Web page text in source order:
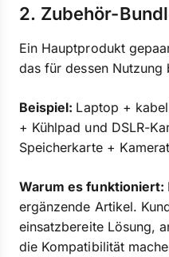
2. Zubehör-
Ein Hauptprodukt
das für dessen
Beispiel: Laptop +
+ Kühlpad und DSLR-
Speicherkarte +
Warum es funktioniert:
ergänzende Artikel.
einsatzbereite Lösung,
die Kompatibilität